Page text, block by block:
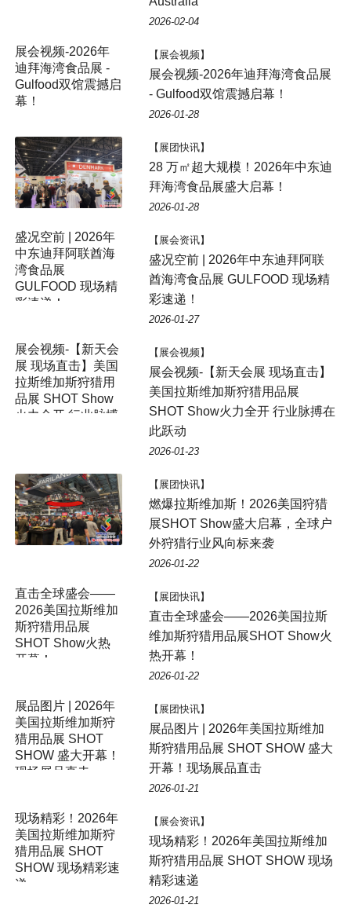
2026-02-04
展会视频-2026年
迪拜海湾食品展 -
Gulfood双馆震撼启
幕！
【展会视频】
展会视频-2026年迪拜海湾食品展
- Gulfood双馆震撼启幕！
2026-01-28
【展团快讯】
28 万㎡超大规模！2026年中东迪
拜海湾食品展盛大启幕！
2026-01-28
盛况空前 | 2026年
中东迪拜阿联酋海
湾食品展
GULFOOD 现场精
彩速递！
【展会资讯】
盛况空前 | 2026年中东迪拜阿联
酋海湾食品展 GULFOOD 现场精
彩速递！
2026-01-27
展会视频-【新天会
展 现场直击】美国
拉斯维加斯狩猎用
品展 SHOT Show
火力全开 行业脉搏
【展会视频】
展会视频-【新天会展 现场直击】
美国拉斯维加斯狩猎用品展
SHOT Show火力全开 行业脉搏在
此跃动
2026-01-23
【展团快讯】
燃爆拉斯维加斯！2026美国狩猎
展SHOT Show盛大启幕，全球户
外狩猎行业风向标来袭
2026-01-22
直击全球盛会——
2026美国拉斯维加
斯狩猎用品展
SHOT Show火热
开幕！
【展团快讯】
直击全球盛会——2026美国拉斯
维加斯狩猎用品展SHOT Show火
热开幕！
2026-01-22
展品图片 | 2026年
美国拉斯维加斯狩
猎用品展 SHOT
SHOW 盛大开幕！
现场展品直击
【展团快讯】
展品图片 | 2026年美国拉斯维加
斯狩猎用品展 SHOT SHOW 盛大
开幕！现场展品直击
2026-01-21
现场精彩！2026年
美国拉斯维加斯狩
猎用品展 SHOT
SHOW 现场精彩速
递
【展会资讯】
现场精彩！2026年美国拉斯维加
斯狩猎用品展 SHOT SHOW 现场
精彩速递
2026-01-21